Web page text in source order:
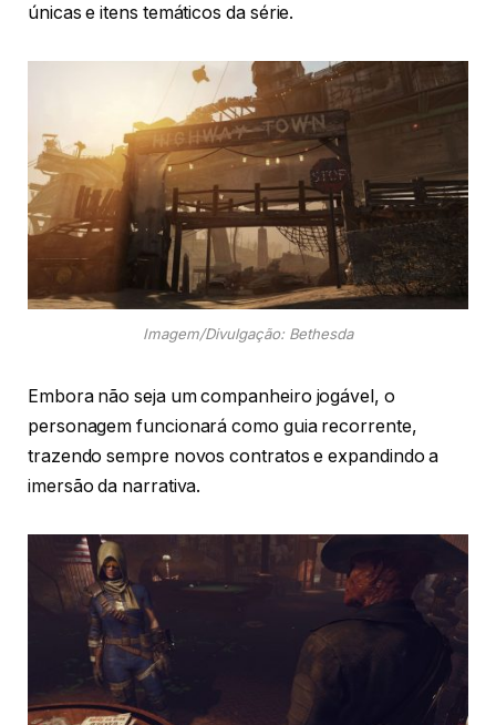
únicas e itens temáticos da série.
Imagem/Divulgação: Bethesda
Embora não seja um companheiro jogável, o
personagem funcionará como guia recorrente,
trazendo sempre novos contratos e expandindo a
imersão da narrativa.